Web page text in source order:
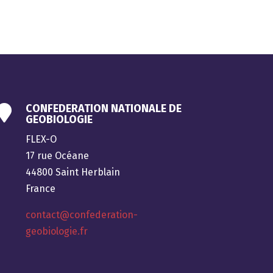
CONFEDERATION NATIONALE DE
GEOBIOLOGIE
FLEX-O
17 rue Océane
44800 Saint Herblain
France
contact@confederation-
geobiologie.fr